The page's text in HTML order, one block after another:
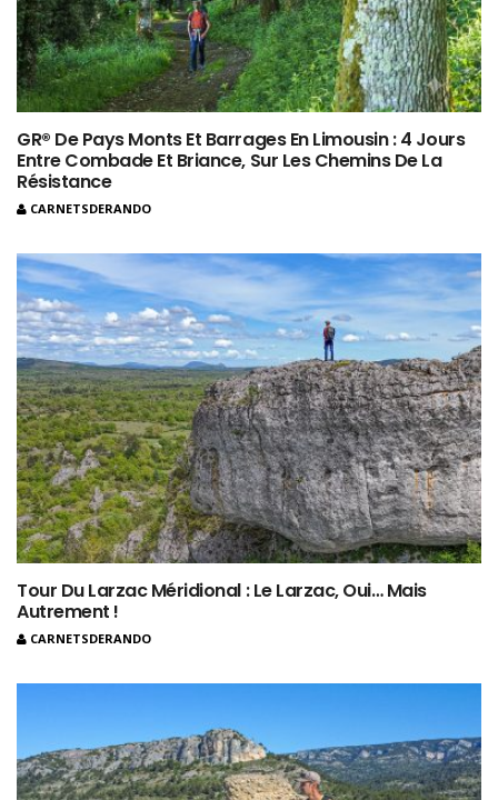
GR® De Pays Monts Et Barrages En Limousin : 4 Jours
Entre Combade Et Briance, Sur Les Chemins De La
Résistance
CARNETSDERANDO
Tour Du Larzac Méridional : Le Larzac, Oui… Mais
Autrement !
CARNETSDERANDO